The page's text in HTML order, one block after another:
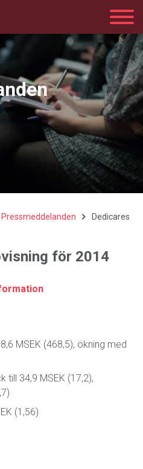
Pressmeddelanden
Dedicares
för 2014
MSEK (468,5), ökning med
till 34,9 MSEK (17,2),
(1,56)